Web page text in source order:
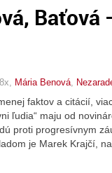
Baťová
Mária Benová,
faktov a citácií,
ľudia“ maju od
proti progresívnym
je Marek Krajčí,